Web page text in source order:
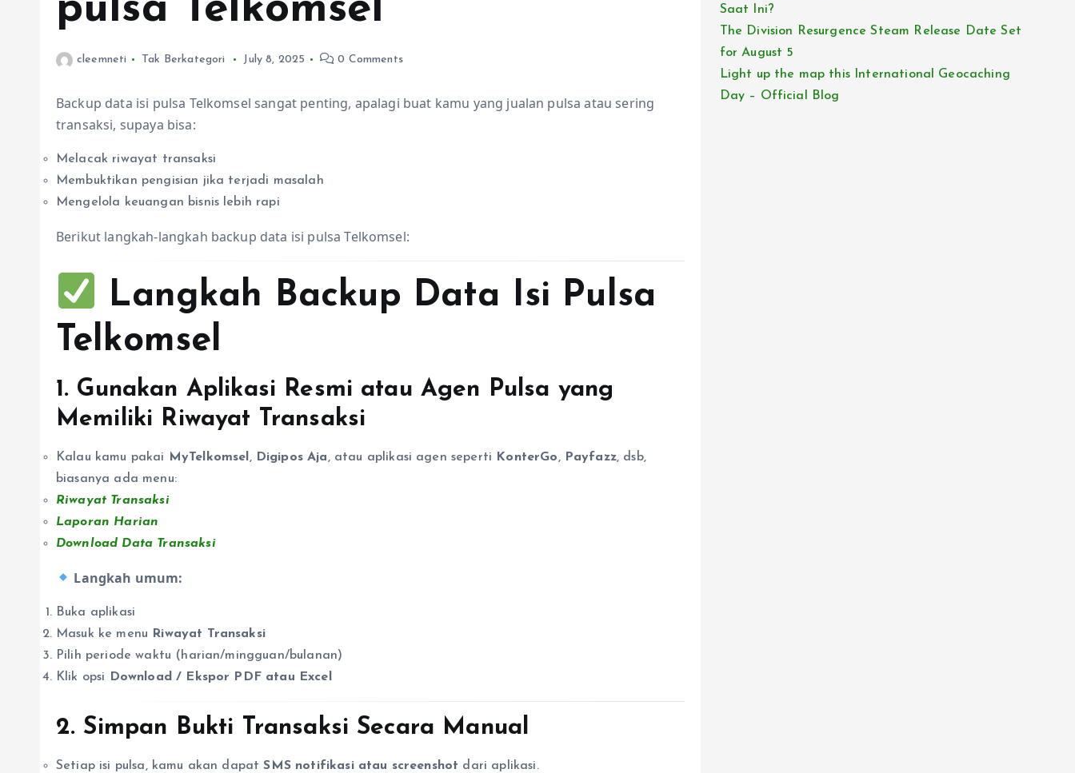
pulsa Telkomsel
cleemneti Tak Berkategori July 8, 2025 0 Comments
Backup data isi pulsa Telkomsel sangat penting, apalagi buat kamu yang jualan pulsa atau sering
transaksi, supaya bisa:
Melacak riwayat transaksi
Membuktikan pengisian jika terjadi masalah
Mengelola keuangan bisnis lebih rapi
Berikut langkah-langkah backup data isi pulsa Telkomsel:
Langkah Backup Data Isi Pulsa
Telkomsel
1. Gunakan Aplikasi Resmi atau Agen Pulsa yang
Memiliki Riwayat Transaksi
Kalau kamu pakai MyTelkomsel , Digipos Aja, atau aplikasi agen seperti KonterGo, Payfazz, dsb,
biasanya ada menu:
Riwayat Transaksi
Laporan Harian
Download Data Transaksi
Langkah umum:
Buka aplikasi
Masuk ke menu
Riwayat Transaksi
Pilih periode waktu (harian/mingguan/bulanan)
Klik opsi
Download / Ekspor PDF atau Excel
2. Simpan Bukti Transaksi Secara Manual
Setiap isi pulsa, kamu akan dapatSMS notifikasi atau screenshot dari aplikasi.
Saat Ini?
The Division Resurgence Steam Release Date Set
for August 5
Light up the map this International Geocaching
Day – Official Blog